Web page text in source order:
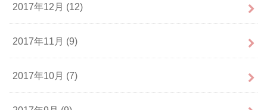
2017年12月 (12)
2017年11月 (9)
2017年10月 (7)